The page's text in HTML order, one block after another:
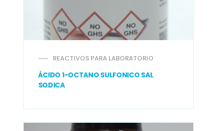
REACTIVOS PARA LABORATORIO
ÁCIDO 1-OCTANO SULFONICO SAL
SODICA